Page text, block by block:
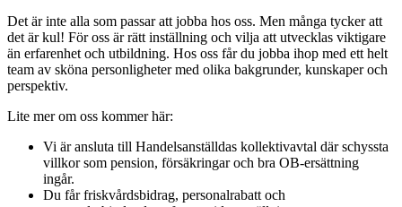
Det är inte alla som passar att jobba hos oss. Men många tycker att
det är kul! För oss är rätt inställning och vilja att utvecklas viktigare
än erfarenhet och utbildning. Hos oss får du jobba ihop med ett helt
team av sköna personligheter med olika bakgrunder, kunskaper och
perspektiv.
Lite mer om oss kommer här:
Vi är ansluta till Handelsanställdas kollektivavtal där schyssta
villkor som pension, försäkringar och bra OB-ersättning
ingår.
Du får friskvårdsbidrag, personalrabatt och